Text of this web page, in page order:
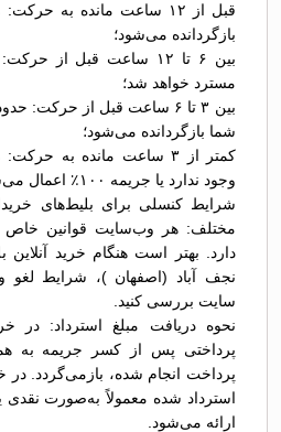
بازگردانده می‌شود؛
مسترد خواهد شد؛
شما بازگردانده می‌شود؛
کمتر از ۳ ساعت مانده به
وجود ندارد یا جریمه ۱۰۰٪ اعمال می‌شود.
شرایط کنسلی برای بلیط‌های
مختلف: هر وب‌سایت قوانین خاص
دارد. بهتر است هنگام خرید آنلاین
نجف آباد (اصفهان )، شرایط
سایت بررسی کنید.
نحوه دریافت مبلغ استرداد: در
پرداختی پس از کسر جریمه به
پرداخت انجام شده، بازمی‌گردد. در
استرداد شده معمولاً به‌صورت نقدی
ارائه می‌شود.